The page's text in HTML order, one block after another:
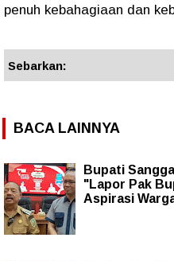
penuh kebahagiaan dan
Sebarkan:
BACA LAINNYA
Bupati
"Lapor Pak
Aspirasi